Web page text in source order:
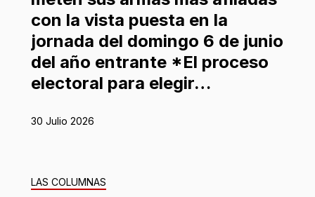
con la vista puesta en la
jornada del domingo 6 de junio
del año entrante *El proceso
electoral para elegir…
30 Julio 2026
LAS COLUMNAS